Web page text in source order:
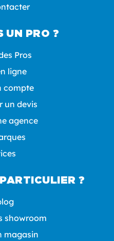
UN PRO ?
Pros
ligne
compte
un devis
agence
?
showroom
magasin